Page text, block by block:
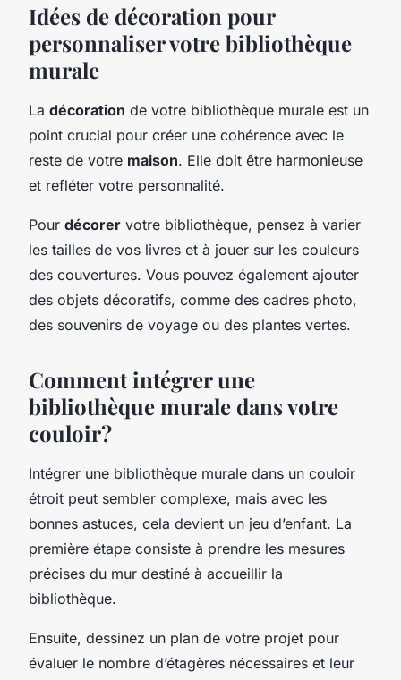
Idées de décoration pour
personnaliser votre bibliothèque
murale
La décoration de votre bibliothèque murale est un
point crucial pour créer une cohérence avec le
reste de votre maison. Elle doit être harmonieuse
et refléter votre personnalité.
Pour décorer votre bibliothèque, pensez à varier
les tailles de vos livres et à jouer sur les couleurs
des couvertures. Vous pouvez également ajouter
des objets décoratifs, comme des cadres photo,
des souvenirs de voyage ou des plantes vertes.
Comment intégrer une
bibliothèque murale dans votre
couloir?
Intégrer une bibliothèque murale dans un couloir
étroit peut sembler complexe, mais avec les
bonnes astuces, cela devient un jeu d’enfant. La
première étape consiste à prendre les mesures
précises du mur destiné à accueillir la
bibliothèque.
Ensuite, dessinez un plan de votre projet pour
évaluer le nombre d’étagères nécessaires et leur